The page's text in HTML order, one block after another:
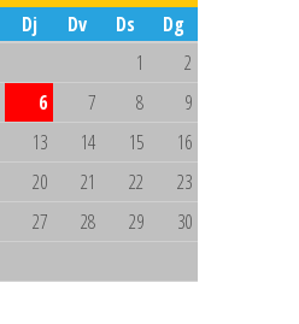
Dj Dv Ds
Dg
1
2
6 7 8
9
13 14 15
16
20 21 22
23
27 28 29
30